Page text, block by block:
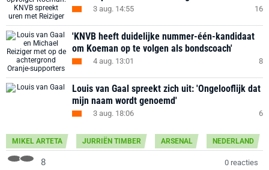
3 aug. 14:55 16
'KNVB heeft duidelijke nummer-één-kandidaat
om Koeman op te volgen als bondscoach'
4 aug. 13:01 8
Louis van Gaal spreekt zich uit: 'Ongelooflijk dat
mijn naam wordt genoemd'
3 aug. 18:06 6
MIKEL ARTETA JURRIËN TIMBER ARSENAL NEDERLAND
8 0 reacties